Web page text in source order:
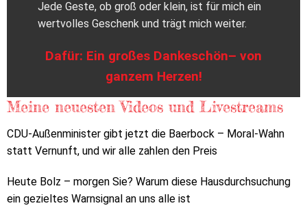
Jede Geste, ob groß oder klein, ist für mich ein
wertvolles Geschenk und trägt mich weiter.
Dafür: Ein großes Dankeschön– von
ganzem Herzen!
Meine neuesten Videos und Livestreams
CDU-Außenminister gibt jetzt die Baerbock – Moral-Wahn
statt Vernunft, und wir alle zahlen den Preis
Heute Bolz – morgen Sie? Warum diese Hausdurchsuchung
ein gezieltes Warnsignal an uns alle ist